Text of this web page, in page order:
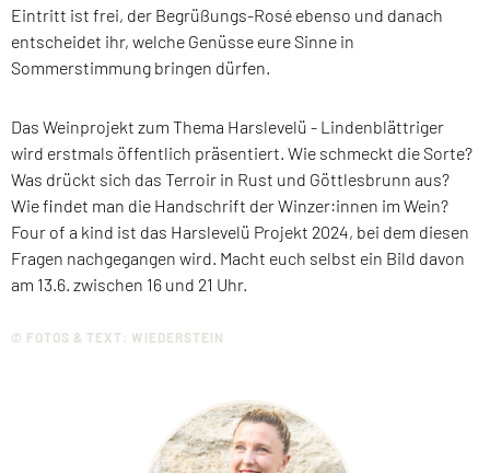
Eintritt ist frei, der Begrüßungs-Rosé ebenso und danach
entscheidet ihr, welche Genüsse eure Sinne in
Sommerstimmung bringen dürfen.
Das Weinprojekt zum Thema Harslevelü - Lindenblättriger
wird erstmals öffentlich präsentiert. Wie schmeckt die Sorte?
Was drückt sich das Terroir in Rust und Göttlesbrunn aus?
Wie findet man die Handschrift der Winzer:innen im Wein?
Four of a kind ist das Harslevelü Projekt 2024, bei dem diesen
Fragen nachgegangen wird. Macht euch selbst ein Bild davon
am 13.6. zwischen 16 und 21 Uhr.
© FOTOS & TEXT: WIEDERSTEIN